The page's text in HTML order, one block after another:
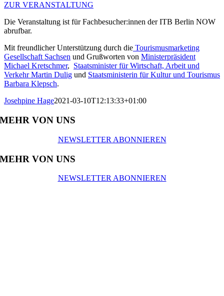
ZUR VERANSTALTUNG
Die Veranstaltung ist für Fachbesucher:innen der ITB Berlin NOW
abrufbar.
Mit freundlicher Unterstützung durch die Tourismusmarketing
Gesellschaft Sachsen und Grußworten von Ministerpräsident
Michael Kretschmer, Staatsminister für Wirtschaft, Arbeit und
Verkehr Martin Dulig und Staatsministerin für Kultur und Tourismus
Barbara Klepsch.
Josehpine Hage2021-03-10T12:13:33+01:00
MEHR VON UNS
NEWSLETTER ABONNIEREN
MEHR VON UNS
NEWSLETTER ABONNIEREN